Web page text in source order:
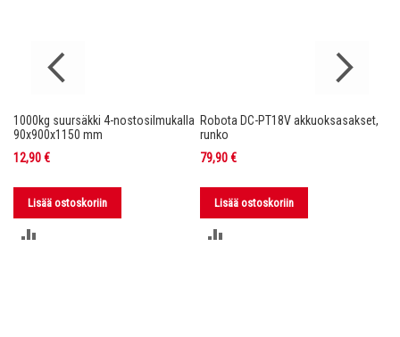
1000kg suursäkki 4-nostosilmukalla
90x900x1150 mm
12,90 €
Lisää ostoskoriin
Robota DC-PT18V akkuoksasakset,
runko
79,90 €
Lisää ostoskoriin